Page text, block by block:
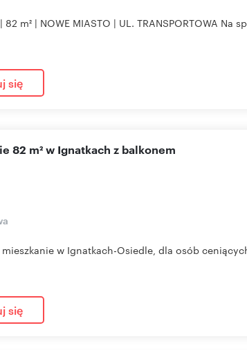
| 82 m² | NOWE MIASTO | UL. TRANSPORTOWA Na
się
82 m² w Ignatkach z balkonem
w Ignatkach-Osiedle, dla osób
się